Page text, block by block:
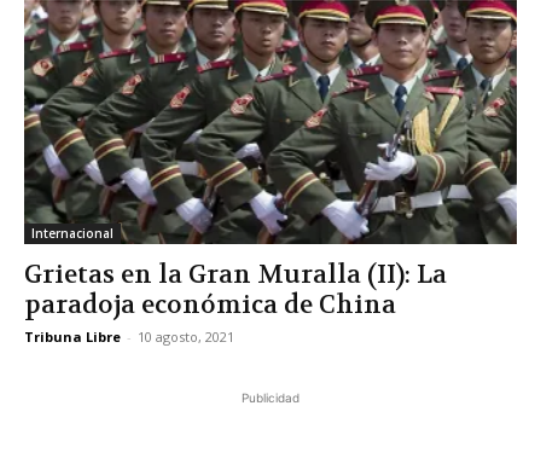
Internacional
Grietas en la Gran Muralla (II): La
paradoja económica de China
Tribuna Libre - 10 agosto, 2021
Publicidad